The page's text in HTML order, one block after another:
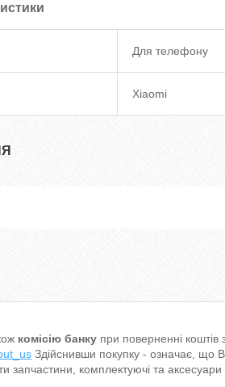
Для телефону
Xiaomi
комісію банку при поверненні
Здійснивши покупку - означає, що
запчастини, комплектуючі та